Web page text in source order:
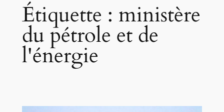
Étiquette : ministère
du pétrole et de
l'énergie